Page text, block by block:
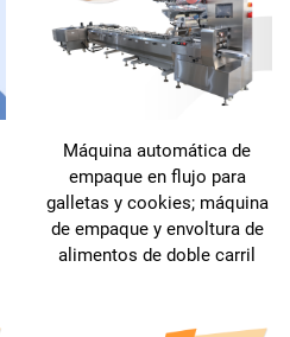
Máquina automática de
empaque en flujo para
galletas y cookies; máquina
de empaque y envoltura de
alimentos de doble carril